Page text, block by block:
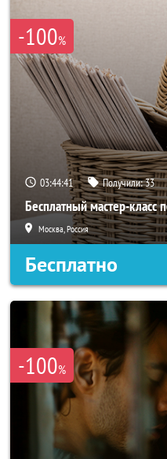
-100%
03:44:40 Получили:33
Бесплатный мастер-
Москва, Россия
Бесплатно
-100%